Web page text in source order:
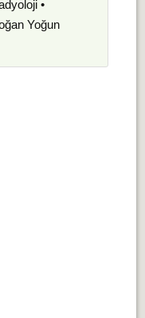
•
Yoğun